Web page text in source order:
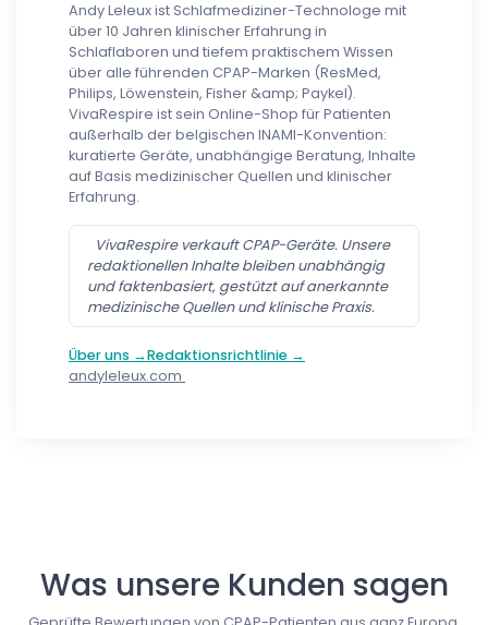
Andy Leleux ist Schlafmediziner-Technologe mit
über 10 Jahren klinischer Erfahrung in
Schlaflaboren und tiefem praktischem Wissen
über alle führenden CPAP-Marken (ResMed,
Philips, Löwenstein, Fisher &amp; Paykel).
VivaRespire ist sein Online-Shop für Patienten
außerhalb der belgischen INAMI-Konvention:
kuratierte Geräte, unabhängige Beratung, Inhalte
auf Basis medizinischer Quellen und klinischer
Erfahrung.
VivaRespire verkauft CPAP-Geräte. Unsere
redaktionellen Inhalte bleiben unabhängig
und faktenbasiert, gestützt auf anerkannte
medizinische Quellen und klinische Praxis.
Über uns →Redaktionsrichtlinie →
andyleleux.com
Was unsere Kunden sagen